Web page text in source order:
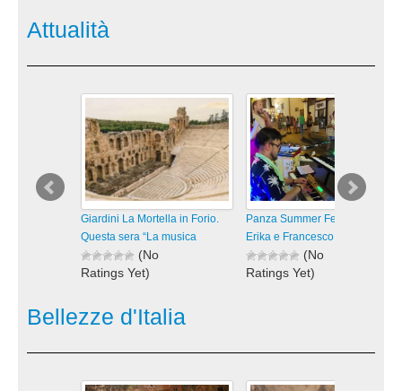
visualizzazioni
Attualità
Giardini La Mortella in Forio.
Questa sera “La musica
(No
Ratings Yet)
visualizzazioni
Panza Summer Fest 2026.
Erika e Francesco in “Vivo
(No
Ratings Yet)
Bellezze d'Italia